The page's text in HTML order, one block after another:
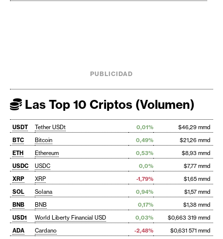
PUBLICIDAD
Las Top 10 Criptos (Volumen)
USDT Tether USDt 0,01%
$46,29 mmd
BTC
Bitcoin 0,49%
$21,26 mmd
ETH
Ethereum 0,53%
$8,93 mmd
USDC
USDC 0,0%
$7,77 mmd
XRP
XRP -1,79%
$1,65 mmd
SOL
Solana 0,94%
$1,57 mmd
BNB
BNB 0,17%
$1,38 mmd
USD1
World Liberty Financial USD 0,03%
$0,663 319 mmd
ADA
Cardano -2,48%
$0,631 571 mmd